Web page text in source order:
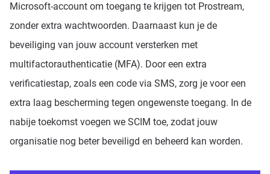
Microsoft-account om toegang te krijgen tot Prostream,
zonder extra wachtwoorden. Daarnaast kun je de
beveiliging van jouw account versterken met
multifactorauthenticatie (MFA). Door een extra
verificatiestap, zoals een code via SMS, zorg je voor een
extra laag bescherming tegen ongewenste toegang. In de
nabije toekomst voegen we SCIM toe, zodat jouw
organisatie nog beter beveiligd en beheerd kan worden.